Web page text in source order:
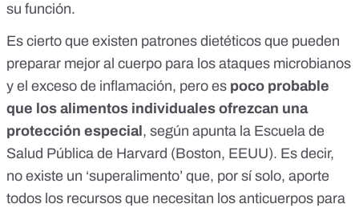
su función.
Es cierto que existen patrones dietéticos que pueden
preparar mejor al cuerpo para los ataques microbianos
y el exceso de inflamación, pero es poco probable
que los alimentos individuales ofrezcan una
protección especial , según apunta la Escuela de
Salud Pública de Harvard (Boston, EEUU). Es decir,
no existe un ‘superalimento’ que, por sí solo, aporte
todos los recursos que necesitan los anticuerpos para